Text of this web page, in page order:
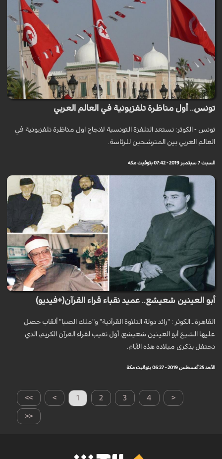
تونس.. أول مناظرة تلفزيونية في العالم العربي
تونس - الكوثر: تستعد التلفزة التونسية لانجاح اول مناظرة تلفزيونية في
العالم العربي بين المترشحين للرئاسة.
السبت 7 سبتمبر 2019 - 07:42 بتوقيت مكة
أبو العينين شعيشع.. عميد نقباء قراء القرآن(+فيديو)
القاهرة ـ الکوثر : "رائد دولة التلاوة القرآنية" و"ملك الصبا" ألقاب حصل
عليها الشيخ أبو العينين شعيشع، أول نقيب لقراء القرآن الكريم، الذي
نحتفل بذكرى ميلاده هذه الأيام.
الأحد 25 أغسطس 2019 - 06:27 بتوقيت مكة
>> > 1 2 3 4 <
<<